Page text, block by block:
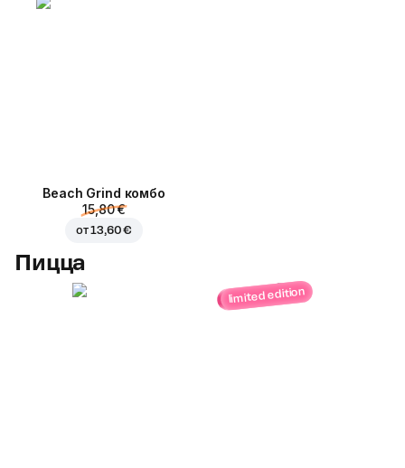
Beach Grind комбо
15,80 €
от13,60 €
Пицца
limited edition